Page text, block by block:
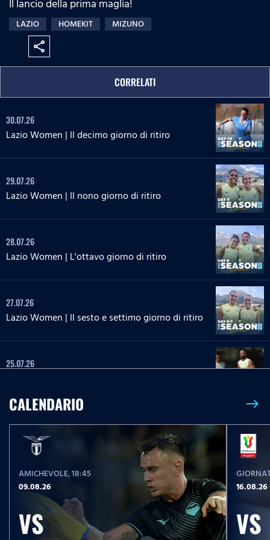
:
0
%
s
s
:
Il lancio della prima maglia!
LAZIO HOMEKIT MIZUNO
share
CORRELATI
30.07.26
Lazio Women | Il decimo giorno di ritiro
29.07.26
Lazio Women | Il nono giorno di ritiro
28.07.26
Lazio Women | L'ottavo giorno di ritiro
27.07.26
Lazio Women | Il sesto e settimo giorno di ritiro
25.07.26
25.07.26
Lazio Women | Il quinto giorno di ritiro
24.07.26
Il dodicesimo giorno di ritiro
CALENDARIO east
AMICHEVOLE, 18:45
09.08.26
VS
16.08.26
VS